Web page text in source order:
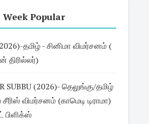
Popular
தமிழ் - சினிமா விமர்சனம் (
SUBBU (2026)- தெலுங்கு/தமிழ்
விமர்சனம் (காமெடி டிராமா)
பிளிக்ஸ்